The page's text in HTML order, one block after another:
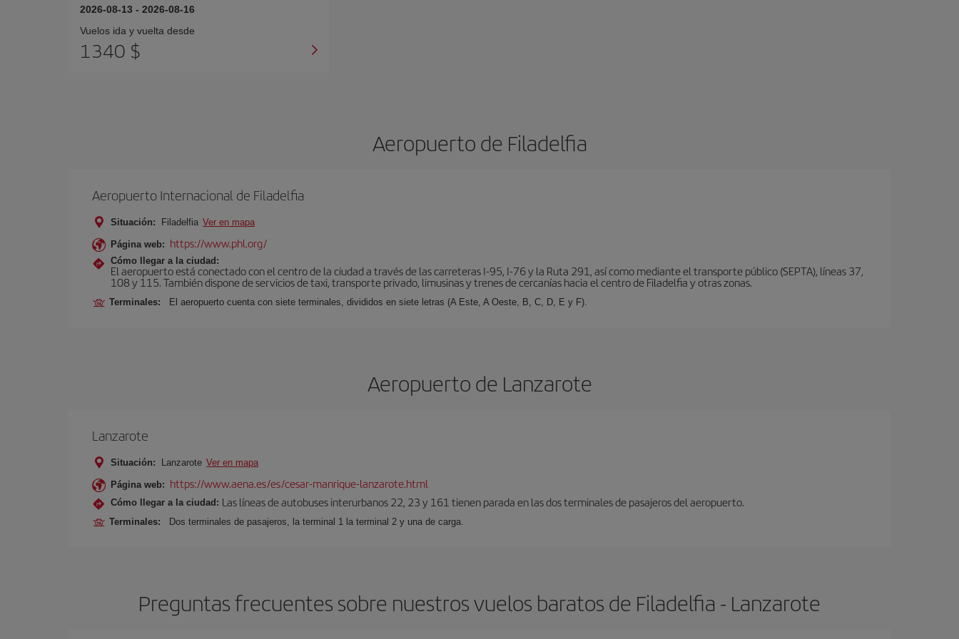
2026-08-13 - 2026-08-16
Vuelos ida y vuelta desde
1340 $
Aeropuerto de Filadelfia
Aeropuerto Internacional de Filadelfia
Situación: Filadelfia Ver en mapa
Página web: https://www.phl.org/
Cómo llegar a la ciudad:
El aeropuerto está conectado con el centro de la ciudad a través de las carreteras I-95, I-76 y la Ruta 291, así como mediante el transporte público (SEPTA), líneas 37,
108 y 115. También dispone de servicios de taxi, transporte privado, limusinas y trenes de cercanías hacia el centro de Filadelfia y otras zonas.
Terminales: El aeropuerto cuenta con siete terminales, divididos en siete letras (A Este, A Oeste, B, C, D, E y F).
Aeropuerto de Lanzarote
Lanzarote
Situación: Lanzarote Ver en mapa
Página web: https://www.aena.es/es/cesar-manrique-lanzarote.html
Cómo llegar a la ciudad: Las líneas de autobuses interurbanos 22, 23 y 161 tienen parada en las dos terminales de pasajeros del aeropuerto.
Terminales: Dos terminales de pasajeros, la terminal 1 la terminal 2 y una de carga.
Preguntas frecuentes sobre nuestros vuelos baratos de Filadelfia - Lanzarote